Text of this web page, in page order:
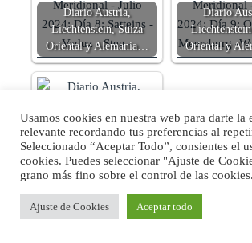
Diario Austria,
Liechtenstein, Suiza
Oriental y Alemania…
Diario
Oriental y
Diario Austria,
Liechtenstein, Suiza
Usamos cookies en nuestra web para darte la
relevante recordando tus preferencias al
Seleccionado “Aceptar Todo”, consientes el
cookies. Puedes seleccionar "Ajuste de
grano más fino sobre el control de las cookies.
Ajuste de Cookies Aceptar todo